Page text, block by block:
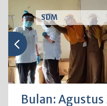
SDM
Bulan: